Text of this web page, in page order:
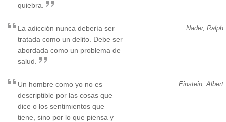
quiebra.
Nader, Ralph
La adicción nunca debería ser
tratada como un delito. Debe ser
abordada como un problema de
salud.
Einstein, Albert
Un hombre como yo no es
descriptible por las cosas que
dice o los sentimientos que
tiene, sino por lo que piensa y